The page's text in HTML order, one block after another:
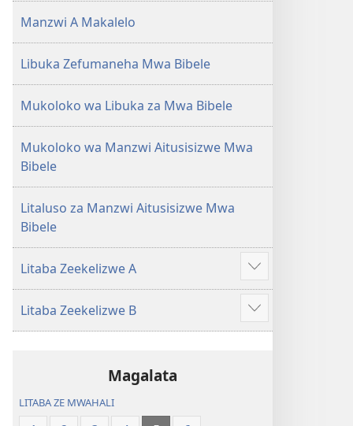
Manzwi A Makalelo
Libuka Zefumaneha Mwa Bibele
Mukoloko wa Libuka za Mwa Bibele
Mukoloko wa Manzwi Aitusisizwe Mwa
Bibele
Litaluso za Manzwi Aitusisizwe Mwa
Bibele
Litaba Zeekelizwe A
Show
more
Litaba Zeekelizwe B
Show
more
Magalata
LITABA ZE MWAHALI